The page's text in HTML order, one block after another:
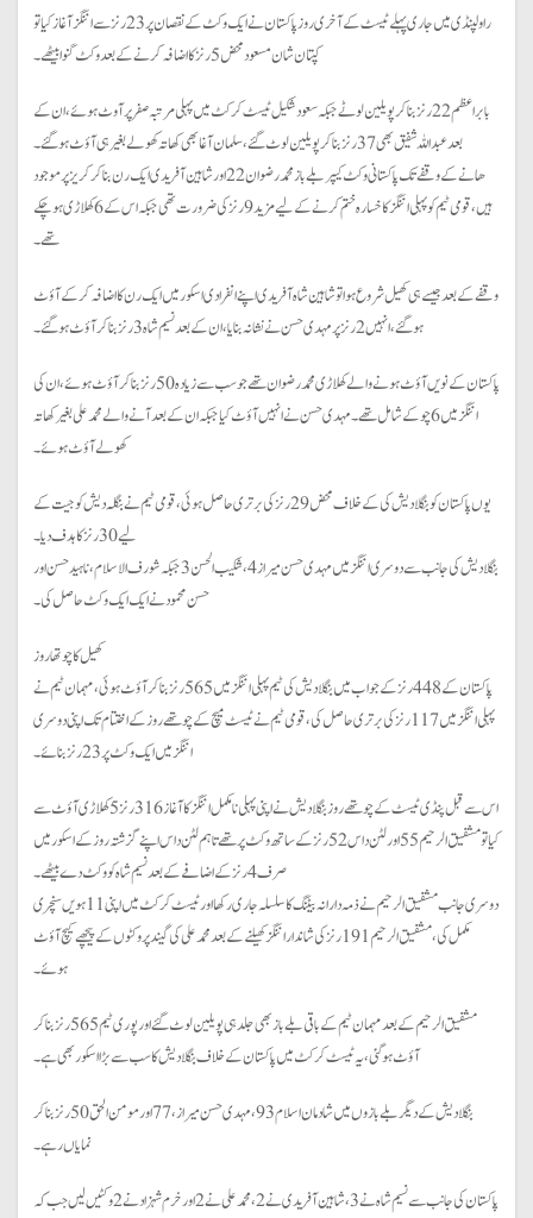
راولپنڈی میں جاری پہلے ٹیسٹ کے آخری روز پاکستان نے ایک وکٹ کے نقصان پر 23 رنز سے اننگز آغاز کیا تو
کپتان شان مسعود محض 5 رنز کا اضافہ کرنے کے بعد وکٹ گنوا بیٹھے۔
بابر اعظم 22 رنز بناکر پویلین لوٹے جبکہ سعود شکیل ٹیسٹ کرکٹ میں پہلی مرتبہ صفر پر آوٹ ہوئے، ان کے
بعد عبداللہ شفیق بھی 37 رنز بناکر پویلین لوٹ گئے، سلمان آغا بھی کھاتہ کھولے بغیر ہی آؤٹ ہوگئے۔
ھانے کے وقفے تک پاکستانی وکٹ کیپر بلے باز محمد رضوان 22 اور شاہین آفریدی ایک رن بناکر کریز پر موجود
ہیں، قومی ٹیم کو پہلی اننگز کا خسارہ ختم کرنے کے لیے مزید 9 رنز کی ضرورت تھی جبکہ اس کے 6 کھلاڑی ہوچکے
تھے۔
وقفے کے بعد جیسے ہی کھیل شروع ہوا تو شاہین شاہ آفریدی اپنے انفرادی اسکور میں ایک رن کا اضافہ کرکے آؤٹ
ہوگئے، انہیں 2 رنز پر مہدی حسن نے نشانہ بنایا، ان کے بعد نسیم شاہ 3 رنز بنا کر آؤٹ ہوگئے۔
پاکستان کے نویں آؤٹ ہونے والے کھلاڑی محمد رضوان تھے جو سب سے زیادہ 50 رنز بنا کر آؤٹ ہوئے، ان کی
اننگز میں 6 چوکے شامل تھے۔ مہدی حسن نے انہیں آؤٹ کیا جبکہ ان کے بعد آنے والے محمد علی بغیر کھاتہ
کھولے آؤٹ ہوئے۔
یوں پاکستان کو بنگلادیش کی کے خلاف محض 29 رنز کی برتری حاصل ہوئی، قومی ٹیم نے بنگلہ دیش کو جیت کے
لیے 30 رنز کا ہدف دیا۔
بنگلادیش کی جانب سے دوسری اننگز میں مہدی حسن میراز 4، شکیب الحسن 3 جبکہ شورف الاسلام، ناہید حسن اور
حسن محمود نے ایک ایک وکٹ حاصل کی۔
کھیل کا چوتھا روز
پاکستان کے 448 رنز کے جواب میں بنگلادیش کی ٹیم پہلی اننگز میں 565 رنز بنا کر آؤٹ ہوئی، مہمان ٹیم نے
پہلی اننگز میں 117رنز کی برتری حاصل کی، قومی ٹیم نے ٹیسٹ میچ کے چوتھے روز کے اختتام تک اپنی دوسری
اننگز میں ایک وکٹ پر 23 رنز بنائے۔
اس سے قبل پنڈی ٹیسٹ کے چوتھے روز بنگلا دیش نے اپنی پہلی نامکمل اننگز کا آغاز 316 رنز 5 کھلاڑی آؤٹ سے
کیا تو مشفیق الرحیم 55 اور لٹن داس 52 رنز کے ساتھ وکٹ پر تھے تاہم لٹن داس اپنے گزشتہ روز کے اسکور میں
صرف 4 رنز کے اضافے کے بعد نسیم شاہ کو وکٹ دے بیٹھے۔
دوسری جانب مشفیق الرحیم نے ذمہ دارانہ بیٹنگ کا سلسلہ جاری رکھا اور ٹیسٹ کرکٹ میں اپنی 11 ہویں سنچری
مکمل کی، مشفیق الرحیم 191 رنز کی شاندار اننگز کھیلنے کے بعد محمد علی کی گیند پر وکٹوں کے پیچھے کیچ آؤٹ
ہوئے۔
مشفیق الرحیم کے بعد مہمان ٹیم کے باقی بلے باز بھی جلد ہی پویلین لوٹ گئے اور پوری ٹیم 565 رنز بنا کر
آؤٹ ہوگئی، یہ ٹیسٹ کرکٹ میں پاکستان کے خلاف بنگلادیش کا سب سے بڑا اسکور بھی ہے۔
بنگلادیش کے دیگر بلے بازوں میں شادمان اسلام 93، مہدی حسن میراز،77 اور مومن الحق 50 رنز بناکر
نمایاں رہے۔
پاکستان کی جانب سے نسیم شاہ نے3، شاہین آفریدی نے 2، محمدعلی نے 2 اور خرم شہزاد نے 2 وکٹیں لیں جب کہ